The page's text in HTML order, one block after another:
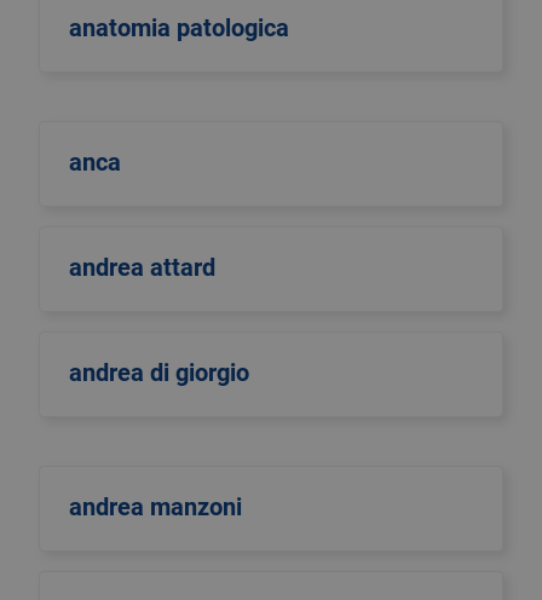
anatomia patologica
anca
andrea attard
andrea di giorgio
andrea manzoni